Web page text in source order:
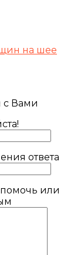
на шее
с Вами
ответа
или